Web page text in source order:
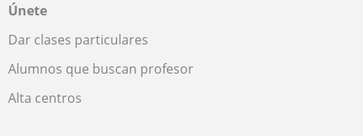
Únete
Dar clases particulares
Alumnos que buscan profesor
Alta centros